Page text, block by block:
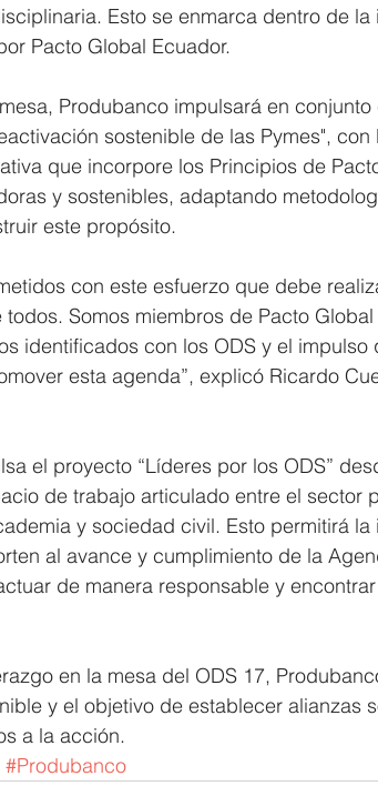
Esto se enmarca dentro de la
Pacto Global Ecuador.
Produbanco impulsará en
sostenible de las Pymes",
que incorpore los Principios de
y sostenibles, adaptando
este propósito.
con este esfuerzo que debe
Somos miembros de Pacto
identificados con los ODS y el
esta agenda”, explicó Ricardo
el proyecto “Líderes por los ODS”
de trabajo articulado entre el sector
y sociedad civil. Esto permitirá
al avance y cumplimiento de la
de manera responsable y
en la mesa del ODS 17,
y el objetivo de establecer alianzas
a la acción.
#Produbanco